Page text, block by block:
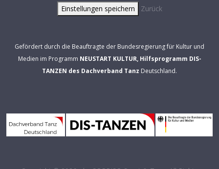
Einstellungen speichern Zurück
Gefördert durch die Beauftragte der Bundesregierung für Kultur und
Medien im Programm NEUSTART KULTUR, Hilfsprogramm DIS-
TANZEN des Dachverband Tanz Deutschland.